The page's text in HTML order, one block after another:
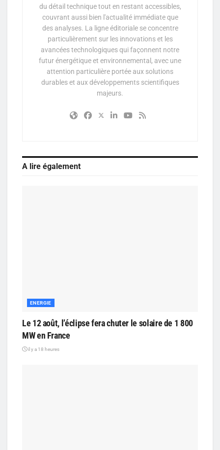
du détail technique tout en restant accessibles,
couvrant aussi bien l'actualité immédiate que
des analyses. La ligne éditoriale se concentre
particulièrement sur les innovations et les
avancées technologiques qui façonnent notre
futur énergétique et environnemental, avec une
attention particulière portée aux solutions
durables et aux développements scientifiques
majeurs.
A lire également
ENERGIE
Le 12 août, l’éclipse fera chuter le solaire de 1 800
MW en France
il y a 18 heures